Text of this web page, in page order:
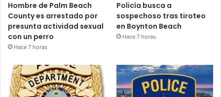
Hombre de Palm Beach
County es arrestado por
presunta actividad sexual
con un perro
Hace 7 horas
Policía busca a
sospechoso tras tiroteo
en Boynton Beach
Hace 7 horas